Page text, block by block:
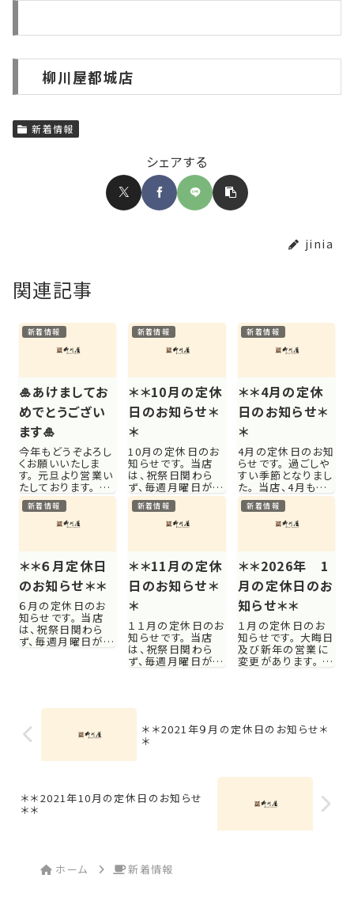
柳川屋都城店
新着情報
シェアする
jinia
関連記事
新着情報
🎍あけましてお
めでとうござい
ます🎍
今年もどうぞよろし
くお願いいたしま
す。 元旦より営業い
たしております。 都
城圏内では、年末よ
りコロナの感染が
広がっております。
です。 お電話お待ち
しております。 ☎️
0986 38 3939
新着情報
＊＊10月の定休
日のお知らせ＊
＊
10月の定休日のお
知らせです。 当店
は、祝祭日関わら
ず、毎週月曜日が定
休日となります。
（丑の日前後・年末
年始は変更あり）
合、事前にお電話で
のご予約を頂けま
すと スムーズにお
席のご案内ができる
よう準備いた...
新着情報
＊＊4月の定休
日のお知らせ＊
＊
4月の定休日のお知
らせです。 過ごしや
すい季節となりまし
た。 当店、4月も変
わらず頑張って参り
ます。 当店は、祝祭
日関わらず、毎週月
後・年末年始は変更
あり） なお、ご来店
のご予定がお決まり
の場合、事前にお...
新着情報
＊＊６月定休日
のお知らせ＊＊
６月の定休日のお
知らせです。 当店
は、祝祭日関わら
ず、毎週月曜日が定
日 月曜日 27
日 月曜日 おう
ちご飯のお持ち帰り
します...
新着情報
＊＊11月の定休
日のお知らせ＊
＊
１１月の定休日のお
知らせです。 当店
は、祝祭日関わら
ず、毎週月曜日が定
なお、ご来店のご予
合、事前にお電話で
のご予約を頂けま
新着情報
＊＊2026年 1
月の定休日のお
知らせ＊＊
１月の定休日のお
知らせです。 大晦日
及び新年の営業に
変更があります。 下
（丑の日前後・年末
す。 12...
＊＊2021年９月の定休日のお知らせ＊
＊
＊＊2021年10月の定休日のお知らせ
＊＊
ホーム 新着情報